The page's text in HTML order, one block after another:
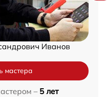
Иванов
мастера
– 5 лет